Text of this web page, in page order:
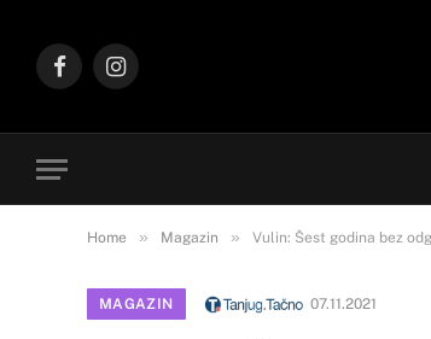
FacebookInstagram
Home » Magazin » Vulin: Šest godina bez
MAGAZIN 07.11.2021